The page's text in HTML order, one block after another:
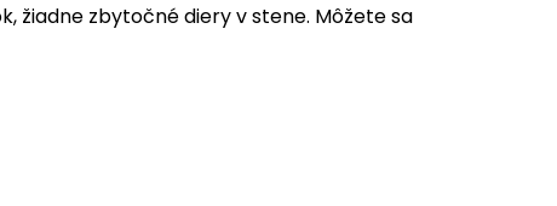
žiadne zbytočné diery v stene. Môžete sa